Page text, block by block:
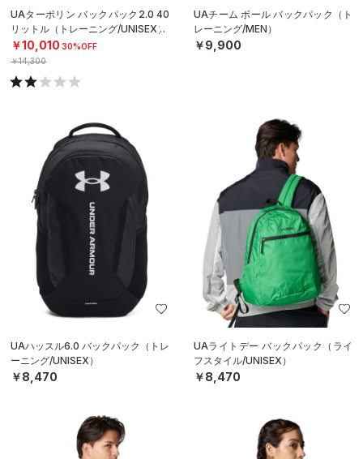
UAターポリン バックパック2.0 40
リットル（トレーニング/UNISEX）
￥10,010 30%OFF
￥14,300
UAチーム ボール バックパック（ト
レーニング/MEN）
￥9,900
UAハッスル6.0 バックパック（トレ
ーニング/UNISEX）
￥8,470
UAライトデー バックパック（ライ
フスタイル/UNISEX）
￥8,470